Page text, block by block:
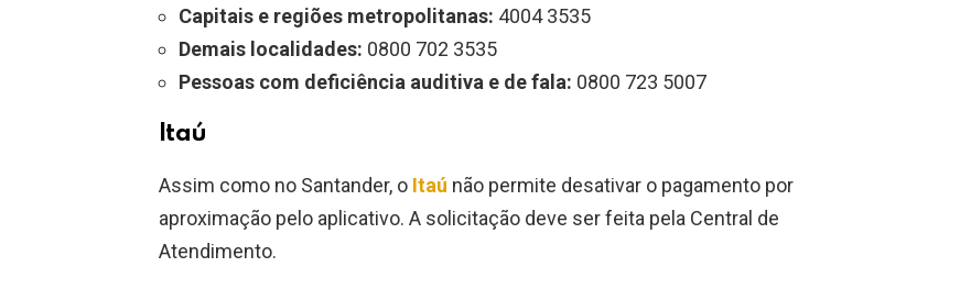
Capitais e regiões metropolitanas: 4004 3535
Demais localidades: 0800 702 3535
Pessoas com deficiência auditiva e de fala: 0800 723 5007
Itaú
Assim como no Santander, o Itaú não permite desativar o pagamento por
aproximação pelo aplicativo. A solicitação deve ser feita pela Central de
Atendimento.